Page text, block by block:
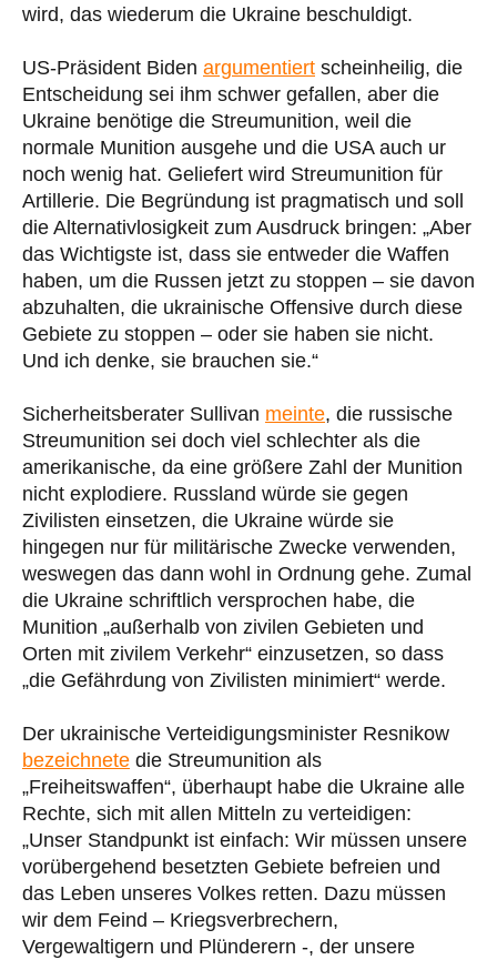
wird, das wiederum die Ukraine beschuldigt.
US-Präsident Biden argumentiert scheinheilig, die
Entscheidung sei ihm schwer gefallen, aber die
Ukraine benötige die Streumunition, weil die
normale Munition ausgehe und die USA auch ur
noch wenig hat. Geliefert wird Streumunition für
Artillerie. Die Begründung ist pragmatisch und soll
die Alternativlosigkeit zum Ausdruck bringen: „Aber
das Wichtigste ist, dass sie entweder die Waffen
haben, um die Russen jetzt zu stoppen – sie davon
abzuhalten, die ukrainische Offensive durch diese
Gebiete zu stoppen – oder sie haben sie nicht.
Und ich denke, sie brauchen sie.“
Sicherheitsberater Sullivan meinte, die russische
Streumunition sei doch viel schlechter als die
amerikanische, da eine größere Zahl der Munition
nicht explodiere. Russland würde sie gegen
Zivilisten einsetzen, die Ukraine würde sie
hingegen nur für militärische Zwecke verwenden,
weswegen das dann wohl in Ordnung gehe. Zumal
die Ukraine schriftlich versprochen habe, die
Munition „außerhalb von zivilen Gebieten und
Orten mit zivilem Verkehr“ einzusetzen, so dass
„die Gefährdung von Zivilisten minimiert“ werde.
Der ukrainische Verteidigungsminister Resnikow
bezeichnete die Streumunition als
„Freiheitswaffen“, überhaupt habe die Ukraine alle
Rechte, sich mit allen Mitteln zu verteidigen:
„Unser Standpunkt ist einfach: Wir müssen unsere
vorübergehend besetzten Gebiete befreien und
das Leben unseres Volkes retten. Dazu müssen
wir dem Feind – Kriegsverbrechern,
Vergewaltigern und Plünderern -, der unsere